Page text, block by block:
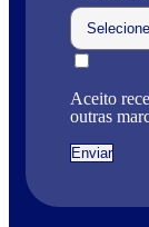
Aceito
outras